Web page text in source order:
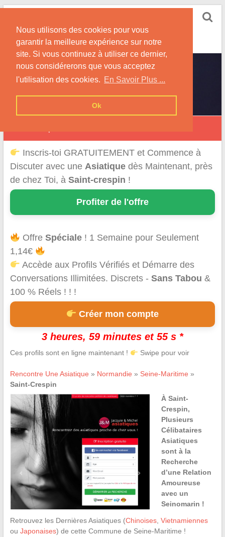
Nous utilisons des cookies pour vous
garantir la meilleure expérience sur notre
site. Si vous continuez à utiliser ce dernier,
nous considérerons que vous acceptez
l'utilisation des cookies. En Savoir Plus ...
Ok
Skip
content
Conseils pour la Rencontre d'une Femme
Originaire d'Asie !
Inscris-toi GRATUITEMENT et Commence à
Discuter avec une Asiatiquedès Maintenant, près
de chez Toi, à Saint-crespin !
Profiter de l'offre
OffreSpéciale ! 1 Semaine pour Seulement
1,14€
Accède aux Profils Vérifiés et Démarre des
Conversations Illimitées. Discrets - Sans Tabou &
100 % Réels ! ! !
Créer mon compte
3 heures, 59 minutes et 54 s *
Ces profils sont en ligne maintenant ! Swipe pour voir
Rencontre Une Asiatique » Normandie » Seine-Maritime »
Saint-Crespin
À Saint-
Crespin,
Plusieurs
Célibataires
Asiatiques
sont à la
Recherche
d’une Relation
Amoureuse
avec un
Seinomarin !
Retrouvez les Dernières Asiatiques (Chinoises, Vietnamiennes
ou Japonaises) de cette Commune de Seine-Maritime !